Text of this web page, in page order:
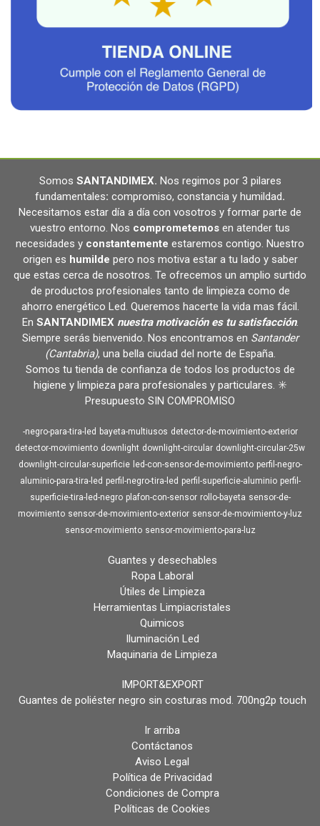
Somos SANTANDIMEX. Nos regimos por 3 pilares
fundamentales: compromiso, constancia y humildad.
Necesitamos estar día a día con vosotros y formar parte de
vuestro entorno. Nos comprometemos en atender tus
necesidades y constantemente estaremos contigo. Nuestro
origen es humilde pero nos motiva estar a tu lado y saber
que estas cerca de nosotros. Te ofrecemos un amplio surtido
de productos profesionales tanto de limpieza como de
ahorro energético Led. Queremos hacerte la vida mas fácil.
En SANTANDIMEX nuestra motivación es tu satisfacción.
Siempre serás bienvenido. Nos encontramos en Santander
(Cantabria), una bella ciudad del norte de España.
Somos tu tienda de confianza de todos los productos de
higiene y limpieza para profesionales y particulares. ✳️
Presupuesto SIN COMPROMISO
-negro-para-tira-led bayeta-multiusos detector-de-movimiento-exterior
detector-movimiento downlight downlight-circular downlight-circular-25w
downlight-circular-superficie
led-con-sensor-de-movimiento perfil-negro-
aluminio-para-tira-led perfil-negro-tira-led perfil-superficie-aluminio perfil-
superficie-tira-led-negro plafon-con-sensor rollo-bayeta sensor-de-
movimiento sensor-de-movimiento-exterior sensor-de-movimiento-y-luz
sensor-movimiento sensor-movimiento-para-luz
Guantes y desechables
Ropa Laboral
Útiles de Limpieza
Herramientas Limpiacristales
Quimicos
Iluminación Led
Maquinaria de Limpieza
IMPORT&EXPORT
Guantes de poliéster negro sin costuras mod. 700ng2p touch
Ir arriba
Contáctanos
Aviso Legal
Política de Privacidad
Condiciones de Compra
Políticas de Cookies